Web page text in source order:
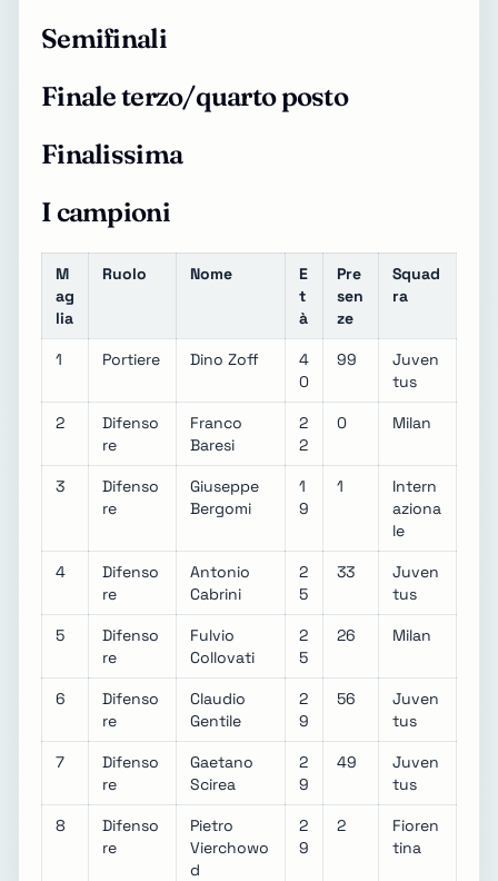
Semifinali
Finale terzo/quarto posto
Finalissima
I campioni
M
ag
lia
Ruolo Nome
E
t
à
Pre
sen
ze
Squad
ra
1 Portiere Dino Zoff
4
0
99
Juven
tus
2
Difenso
re
Franco
Baresi
2
2
0 Milan
3
Difenso
re
Giuseppe
Bergomi
1
9
1
Intern
aziona
le
4
Difenso
re
Antonio
Cabrini
2
5
33
Juven
tus
5
Difenso
re
Fulvio
Collovati
2
5
26 Milan
6
Difenso
re
Claudio
Gentile
2
9
56
Juven
tus
7
Difenso
re
Gaetano
Scirea
2
9
49
Juven
tus
8
Difenso
re
Pietro
Vierchowo
d
2
9
2
Fioren
tina